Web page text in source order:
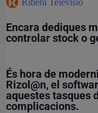
Encara dediques
controlar stock o
És hora de
Rizol@n, el
aquestes tasques
complicacions.